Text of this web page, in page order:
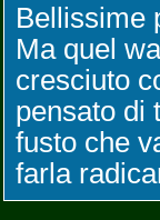
Bellissime
Ma quel
cresciuto
pensato di
fusto che
farla